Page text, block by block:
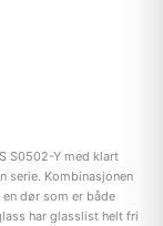
S0502-Y med klart
serie. Kombinasjonen
dør som er både
har glasslist helt fri